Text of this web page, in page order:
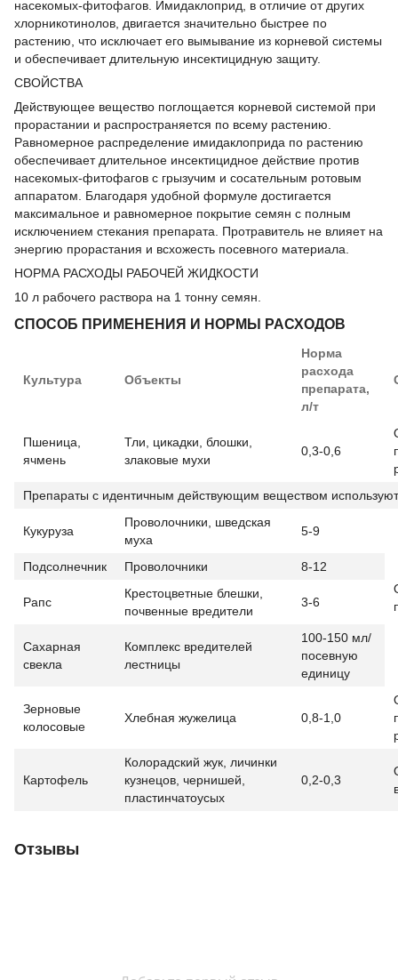
насекомых-фитофагов. Имидаклоприд, в отличие от других
хлорникотинолов, двигается значительно быстрее по
растению, что исключает его вымывание из корневой системы
и обеспечивает длительную инсектицидную защиту.
СВОЙСТВА
Действующее вещество поглощается корневой системой при
прорастании и распространяется по всему растению.
Равномерное распределение имидаклоприда по растению
обеспечивает длительное инсектицидное действие против
насекомых-фитофагов с грызучим и сосательным ротовым
аппаратом. Благодаря удобной формуле достигается
максимальное и равномерное покрытие семян с полным
исключением стекания препарата. Протравитель не влияет на
энергию прорастания и всхожесть посевного материала.
НОРМА РАСХОДЫ РАБОЧЕЙ ЖИДКОСТИ
10 л рабочего раствора на 1 тонну семян.
СПОСОБ ПРИМЕНЕНИЯ И НОРМЫ РАСХОДОВ
Культура Объекты
Норма
расхода
препарата,
л/т
Пшеница,
ячмень
Тли, цикадки, блошки,
злаковые мухи
0,3-0,6
Препараты с идентичным действующим веществом
Кукуруза
Проволочники, шведская
муха
5-9
Подсолнечник Проволочники 8-12
Рапс
Крестоцветные блешки,
почвенные вредители
3-6
Сахарная
свекла
Комплекс вредителей
лестницы
100-150 мл/
посевную
единицу
Зерновые
колосовые
Хлебная жужелица 0,8-1,0
Картофель
Колорадский жук, личинки
кузнецов, чернишей,
пластинчатоусых
0,2-0,3
Отзывы